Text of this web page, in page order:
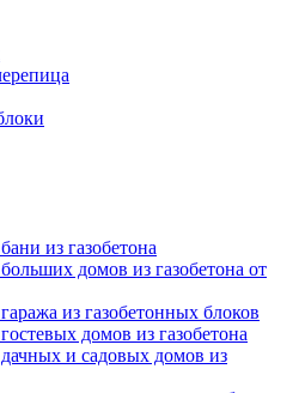
из газобетона
домов из газобетона от
из газобетонных блоков
домов из газобетона
и садовых домов из